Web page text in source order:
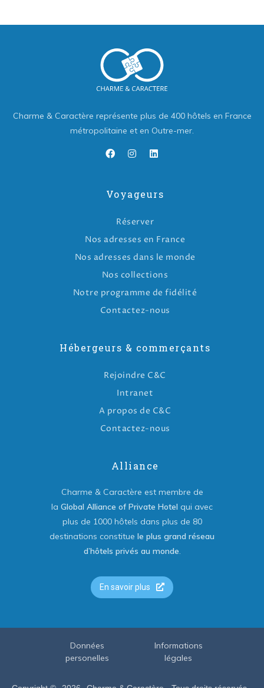
Charme & Caractère représente plus de 400 hôtels en France
métropolitaine et en Outre-mer.
Voyageurs
Réserver
Nos adresses en France
Nos adresses dans le monde
Nos collections
Notre programme de fidélité
Contactez-nous
Hébergeurs & commerçants
Rejoindre C&C
Intranet
A propos de C&C
Contactez-nous
Alliance
Charme & Caractère est membre de
la Global Alliance of Private Hotel qui avec
plus de 1000 hôtels dans plus de 80
destinations constitue le plus grand réseau
d’hôtels privés au monde.
En savoir plus
Données
personelles
Informations
légales